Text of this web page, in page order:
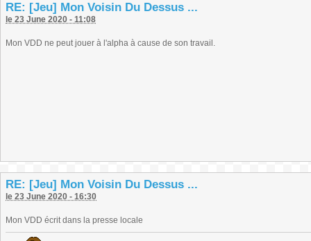
RE: [Jeu] Mon Voisin Du Dessus ...
le 23 June 2020 - 11:08
Mon VDD ne peut jouer à l'alpha à cause de son travail.
RE: [Jeu] Mon Voisin Du Dessus ...
le 23 June 2020 - 16:30
Mon VDD écrit dans la presse locale